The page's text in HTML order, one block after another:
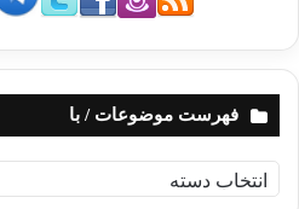
فهرست موضوعات / با
ه